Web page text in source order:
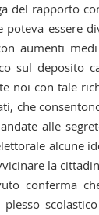
del rapporto
poteva essere
aumenti
sul deposito
noi con tale
che
alle
alcune
la
conferma
plesso